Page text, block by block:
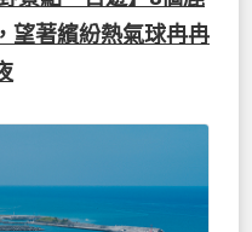
望著繽紛熱氣球冉冉